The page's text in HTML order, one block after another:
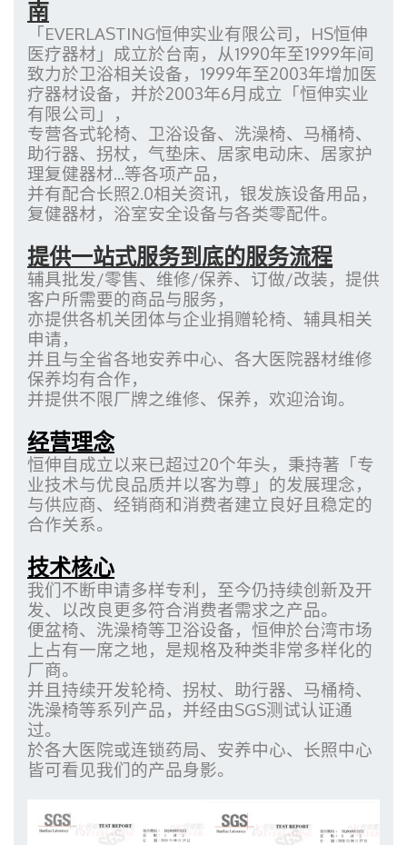
南
「EVERLASTING恒伸实业有限公司，HS恒伸
医疗器材」成立於台南，从1990年至1999年间
致力於卫浴相关设备，1999年至2003年增加医
疗器材设备，并於2003年6月成立「恒伸实业
有限公司」，
专营各式轮椅、卫浴设备、洗澡椅、马桶椅、
助行器、拐杖，气垫床、居家电动床、居家护
理复健器材...等各项产品，
并有配合长照2.0相关资讯，银发族设备用品，
复健器材，浴室安全设备与各类零配件。
提供一站式服务到底的服务流程
辅具批发/零售、维修/保养、订做/改装，提供
客户所需要的商品与服务，
亦提供各机关团体与企业捐赠轮椅、辅具相关
申请，
并且与全省各地安养中心、 各大医院器材维修
保养均有合作，
并提供不限厂牌之维修、保养，欢迎洽询。
经营理念
恒伸自成立以来已超过20个年头，秉持著「专
业技术与优良品质并以客为尊」的发展理念，
与供应商、经销商和消费者建立良好且稳定的
合作关系。
技术核心
我们不断申请多样专利，至今仍持续创新及开
发、以改良更多符合消费者需求之产品。
便盆椅、洗澡椅等卫浴设备，恒伸於台湾市场
上占有一席之地，是规格及种类非常多样化的
厂商。
并且持续开发轮椅、拐杖、助行器、 马桶椅、
洗澡椅等系列产品，并经由SGS测试认证通
过。
於各大医院或连锁药局、安养中心、长照中心
皆可看见我们的产品身影。